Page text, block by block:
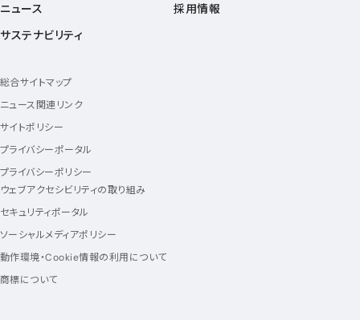
ニュース
サステナビリティ
採用情報
総合サイトマップ
ニュース関連リンク
サイトポリシー
プライバシーポータル
プライバシーポリシー
ウェブアクセシビリティの取り組み
セキュリティポータル
ソーシャルメディアポリシー
動作環境・Cookie情報の利用について
商標について